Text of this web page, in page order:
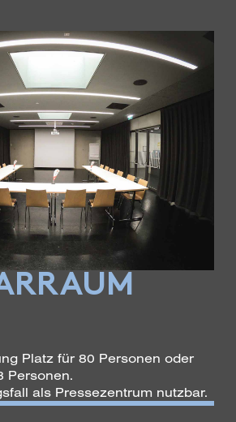
Platz für 80 Personen oder
Personen.
als Pressezentrum nutzbar.